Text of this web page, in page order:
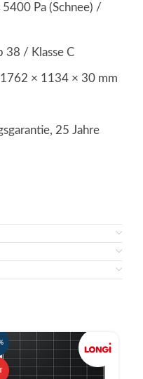
5400 Pa (Schnee) /
38 / Klasse C
1762 × 1134 × 30 mm
25 Jahre